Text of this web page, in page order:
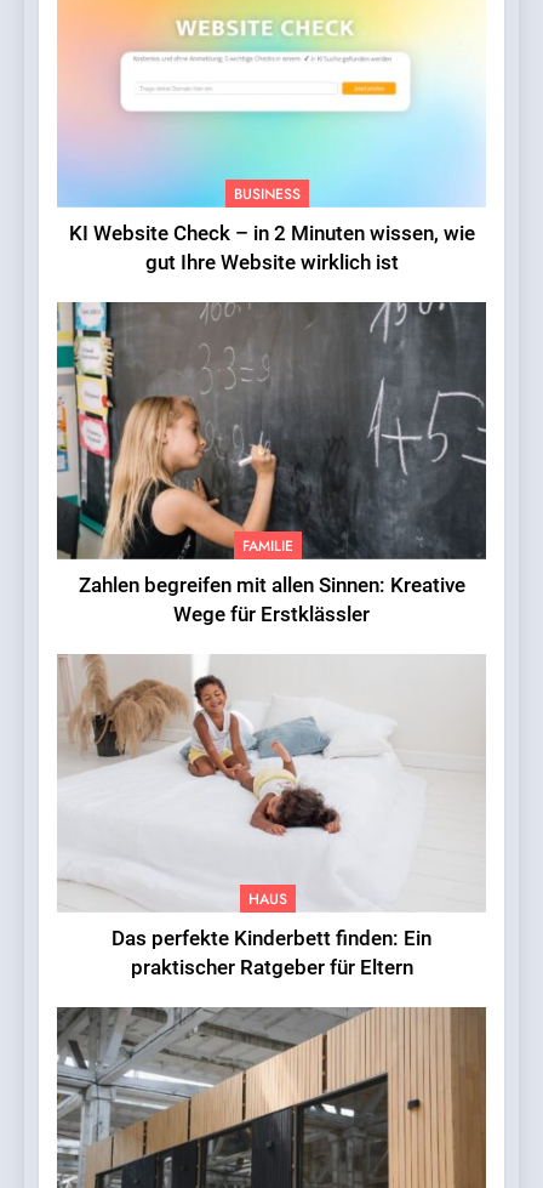
BUSINESS
KI Website Check – in 2 Minuten wissen, wie
gut Ihre Website wirklich ist
FAMILIE
Zahlen begreifen mit allen Sinnen: Kreative
Wege für Erstklässler
HAUS
Das perfekte Kinderbett finden: Ein
praktischer Ratgeber für Eltern